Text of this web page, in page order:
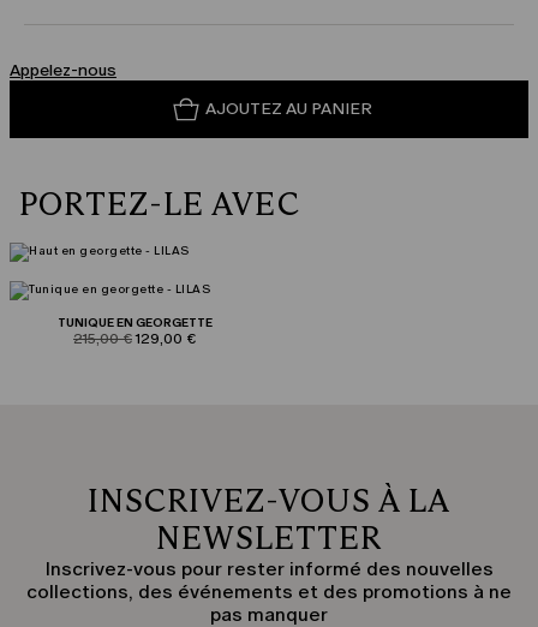
Appelez-nous
AJOUTEZ AU PANIER
PORTEZ-LE AVEC
TUNIQUE EN GEORGETTE
product.price.original
215,00 €product.price.sale
129,00 €
INSCRIVEZ-VOUS À LA
NEWSLETTER
Inscrivez-vous pour rester informé des nouvelles
collections, des événements et des promotions à ne
pas manquer